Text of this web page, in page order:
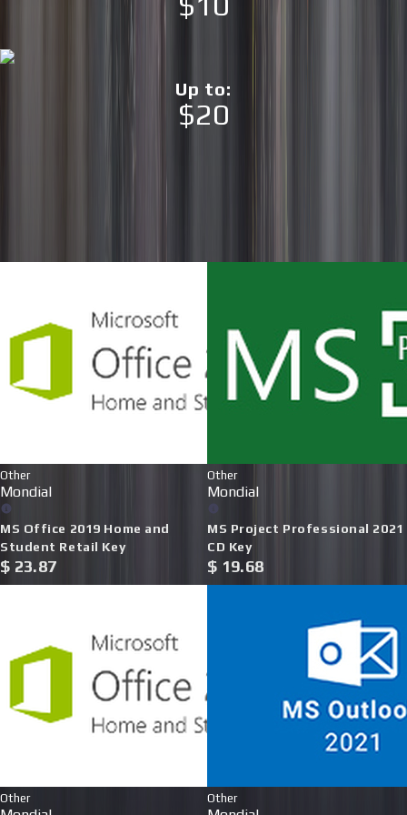
Key
Up to:
$20
Other
Mondial
MS Office 2019 Home and
Student Retail Key
$ 23.87
Other
Mondial
MS Project Professional 2021
CD Key
$ 19.68
Other Other